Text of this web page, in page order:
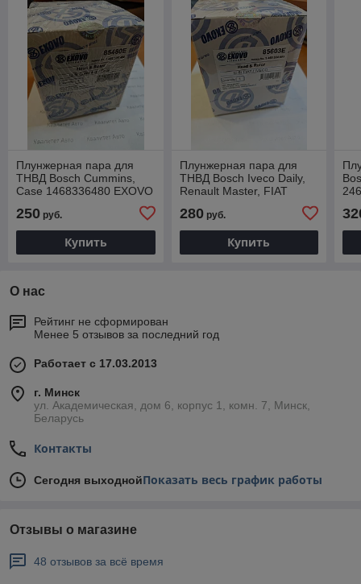
Плунжерная пара для
ТНВД Bosch Cummins,
Case 1468336480 EXOVO
250 руб.
Купить
Плунжерная пара для
ТНВД Bosch Iveco Daily,
Renault Master, FIAT
EXOVO 85603E
280руб.
Купить
О нас
Рейтинг не сформирован
Менее 5 отзывов за последний год
Работает с 17.03.2013
г. Минск
ул. Академическая, дом 6, корпус 1, комн. 7, Минск,
Беларусь
Контакты
Сегодня выходнойПоказать весь график работы
Отзывы о магазине
48 отзывов за всё время